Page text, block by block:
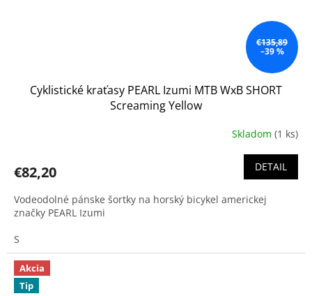
€135,89
–39 %
Cyklistické kraťasy PEARL Izumi MTB WxB SHORT
Screaming Yellow
Skladom (1 ks)
€82,20 DETAIL
Vodeodolné pánske šortky na horský bicykel americkej
značky PEARL Izumi
S
Akcia
Tip